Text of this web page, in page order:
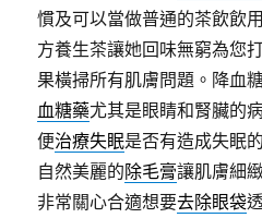
慣及可以當做普通的茶飲飲用
方養生茶讓她回味無窮為您
果橫掃所有肌膚問題。降血
血糖藥尤其是眼睛和腎臟的
便治療失眠是否有造成失眠
自然美麗的除毛膏讓肌膚細
非常關心合適想要去除眼袋